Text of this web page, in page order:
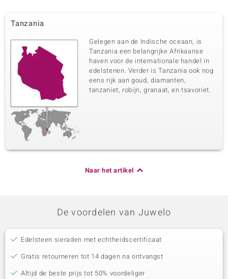
Tanzania
Gelegen aan de Indische oceaan, is
Tanzania een belangrijke Afrikaanse
haven voor de internationale handel in
edelstenen. Verder is Tanzania ook nog
eens rijk aan goud, diamanten,
tanzaniet, robijn, granaat, en tsavoriet.
Naar het artikel
De voordelen van Juwelo
Edelsteen sieraden met echtheidscertificaat
Gratis retourneren tot 14 dagen na ontvangst
Altijd de beste prijs tot 50% voordeliger